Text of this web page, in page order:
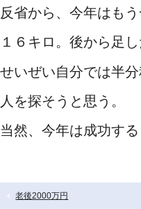
反省から、今年はも
１６キロ。後から足
せいぜい自分では半
人を探そうと思う。
当然、今年は成功す
老後2000万円